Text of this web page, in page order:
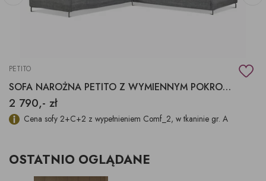
PETITO
SOFA NAROŻNA PETITO Z WYMIENNYM POKROWCEM
2 790,- zł
Cena sofy 2+C+2 z wypełnieniem Comf_2, w tkaninie gr. A
OSTATNIO OGLĄDANE